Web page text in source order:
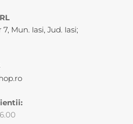
7, Mun. Iasi, Jud. Iasi;